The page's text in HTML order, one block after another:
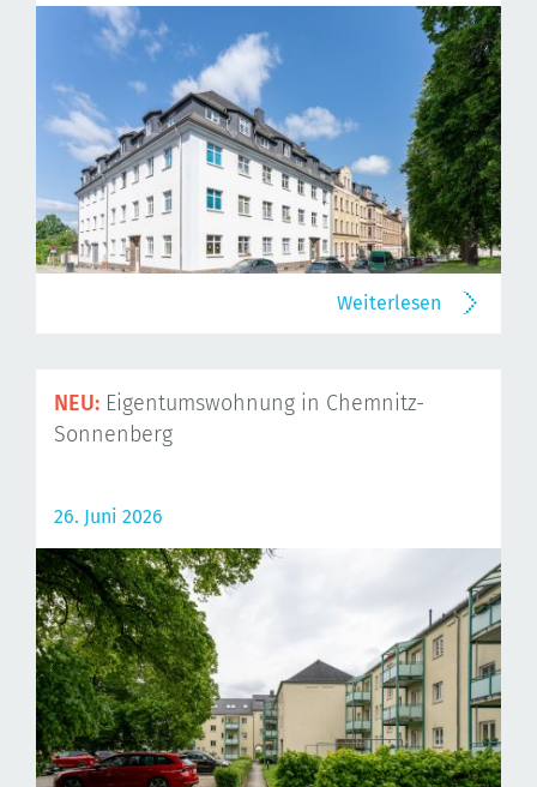
Weiterlesen
NEU: Eigentumswohnung in Chemnitz-
Sonnenberg
26. Juni 2026